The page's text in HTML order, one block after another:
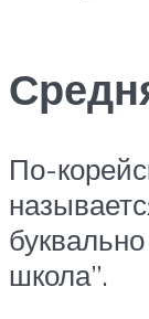
По-
школа”.